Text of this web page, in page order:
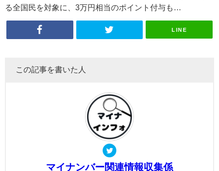
る全国民を対象に、3万円相当のポイント付与も…
LINE
この記事を書いた人
マイナンバー関連情報収集係